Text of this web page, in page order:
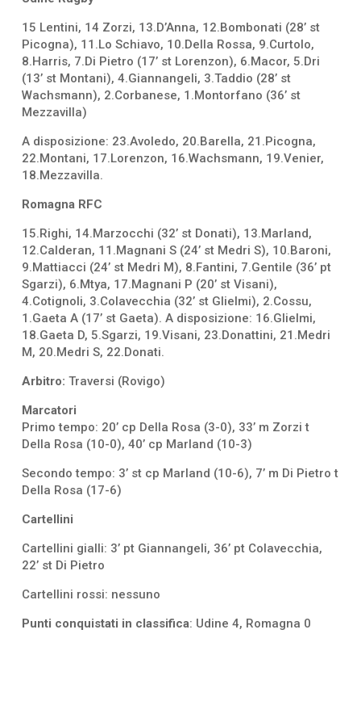
15 Lentini, 14 Zorzi, 13.D’Anna, 12.Bombonati (28’ st
Picogna), 11.Lo Schiavo, 10.Della Rossa, 9.Curtolo,
8.Harris, 7.Di Pietro (17’ st Lorenzon), 6.Macor, 5.Dri
(13’ st Montani), 4.Giannangeli, 3.Taddio (28’ st
Wachsmann), 2.Corbanese, 1.Montorfano (36’ st
Mezzavilla)
A disposizione: 23.Avoledo, 20.Barella, 21.Picogna,
22.Montani, 17.Lorenzon, 16.Wachsmann, 19.Venier,
18.Mezzavilla.
Romagna RFC
15.Righi, 14.Marzocchi (32’ st Donati), 13.Marland,
12.Calderan, 11.Magnani S (24’ st Medri S), 10.Baroni,
9.Mattiacci (24’ st Medri M), 8.Fantini, 7.Gentile (36’ pt
Sgarzi), 6.Mtya, 17.Magnani P (20’ st Visani),
4.Cotignoli, 3.Colavecchia (32’ st Glielmi), 2.Cossu,
1.Gaeta A (17’ st Gaeta). A disposizione: 16.Glielmi,
18.Gaeta D, 5.Sgarzi, 19.Visani, 23.Donattini, 21.Medri
M, 20.Medri S, 22.Donati.
Arbitro: Traversi (Rovigo)
Marcatori
Primo tempo: 20’ cp Della Rosa (3-0), 33’ m Zorzi t
Della Rosa (10-0), 40’ cp Marland (10-3)
Secondo tempo: 3’ st cp Marland (10-6), 7’ m Di Pietro t
Della Rosa (17-6)
Cartellini
Cartellini gialli: 3’ pt Giannangeli, 36’ pt Colavecchia,
22’ st Di Pietro
Cartellini rossi: nessuno
Punti conquistati in classifica: Udine 4, Romagna 0